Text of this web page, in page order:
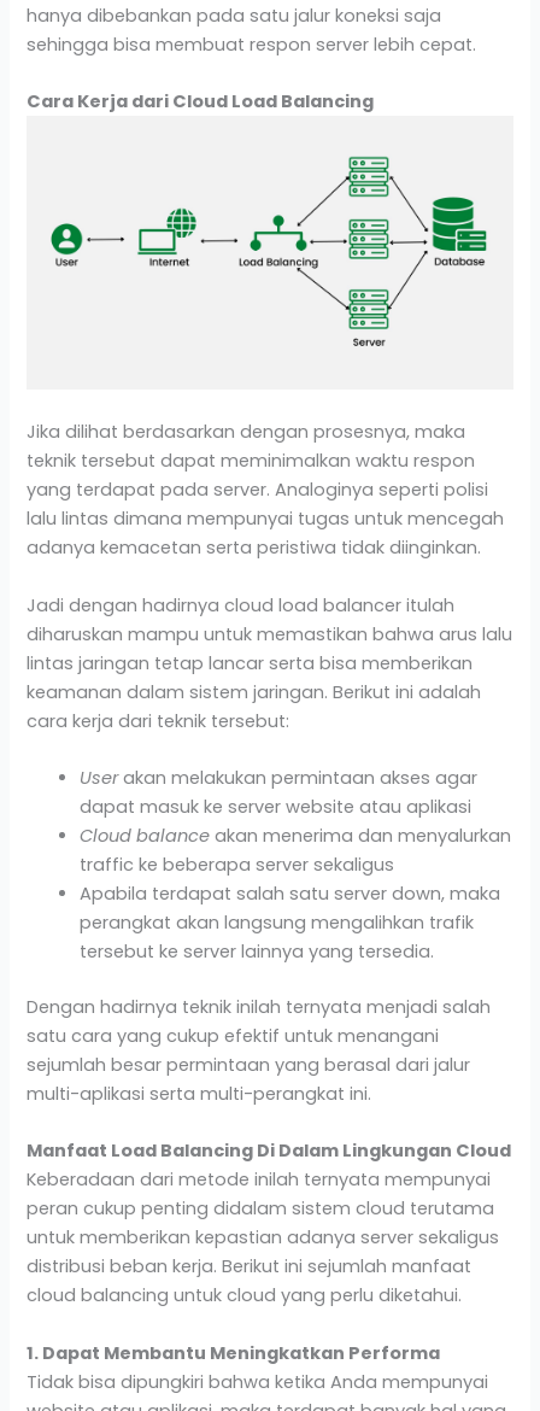
hanya dibebankan pada satu jalur koneksi saja
sehingga bisa membuat respon server lebih cepat.
Cara Kerja dari Cloud Load Balancing
Jika dilihat berdasarkan dengan prosesnya, maka
teknik tersebut dapat meminimalkan waktu respon
yang terdapat pada server. Analoginya seperti polisi
lalu lintas dimana mempunyai tugas untuk mencegah
adanya kemacetan serta peristiwa tidak diinginkan.
Jadi dengan hadirnya cloud load balancer itulah
diharuskan mampu untuk memastikan bahwa arus lalu
lintas jaringan tetap lancar serta bisa memberikan
keamanan dalam sistem jaringan. Berikut ini adalah
cara kerja dari teknik tersebut:
Userakan melakukan permintaan akses agar
dapat masuk ke server website atau aplikasi
Cloud balanceakan menerima dan menyalurkan
traffic ke beberapa server sekaligus
Apabila terdapat salah satu server down, maka
perangkat akan langsung mengalihkan trafik
tersebut ke server lainnya yang tersedia.
Dengan hadirnya teknik inilah ternyata menjadi salah
satu cara yang cukup efektif untuk menangani
sejumlah besar permintaan yang berasal dari jalur
multi-aplikasi serta multi-perangkat ini.
Manfaat Load Balancing Di Dalam Lingkungan Cloud
Keberadaan dari metode inilah ternyata mempunyai
peran cukup penting didalam sistem cloud terutama
untuk memberikan kepastian adanya server sekaligus
distribusi beban kerja. Berikut ini sejumlah manfaat
cloud balancing untuk cloud yang perlu diketahui.
1. Dapat Membantu Meningkatkan Performa
Tidak bisa dipungkiri bahwa ketika Anda mempunyai